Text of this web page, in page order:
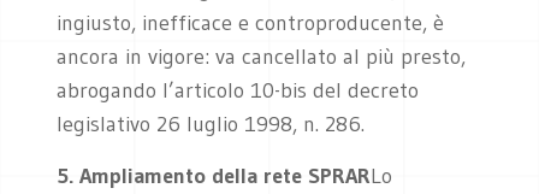
ingiusto, inefficace e controproducente, è
ancora in vigore: va cancellato al più presto,
abrogando l’articolo 10-bis del decreto
legislativo 26 luglio 1998, n. 286.
5. Ampliamento della rete SPRARLo